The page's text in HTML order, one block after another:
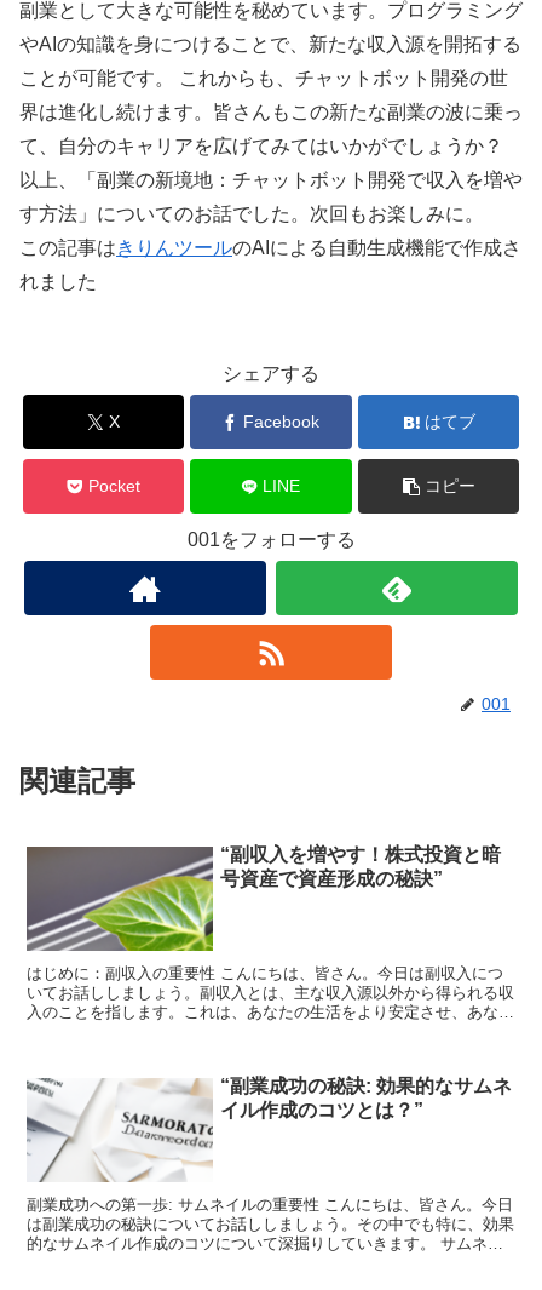
副業として大きな可能性を秘めています。プログラミング
やAIの知識を身につけることで、新たな収入源を開拓する
ことが可能です。 これからも、チャットボット開発の世
界は進化し続けます。皆さんもこの新たな副業の波に乗っ
て、自分のキャリアを広げてみてはいかがでしょうか？
以上、「副業の新境地：チャットボット開発で収入を増や
す方法」についてのお話でした。次回もお楽しみに。
この記事はきりんツールのAIによる自動生成機能で作成さ
れました
シェアする
X Facebook はてブ
Pocket LINE コピー
001をフォローする
001
関連記事
“副収入を増やす！株式投資と暗
号資産で資産形成の秘訣”
はじめに：副収入の重要性 こんにちは、皆さん。今日は副収入につ
いてお話ししましょう。副収入とは、主な収入源以外から得られる収
入のことを指します。これは、あなたの生活をより安定させ、あなた
“副業成功の秘訣: 効果的なサムネ
イル作成のコツとは？”
副業成功への第一歩: サムネイルの重要性 こんにちは、皆さん。今日
は副業成功の秘訣についてお話ししましょう。その中でも特に、効果
的なサムネイル作成のコツについて深掘りしていきます。 サムネイ